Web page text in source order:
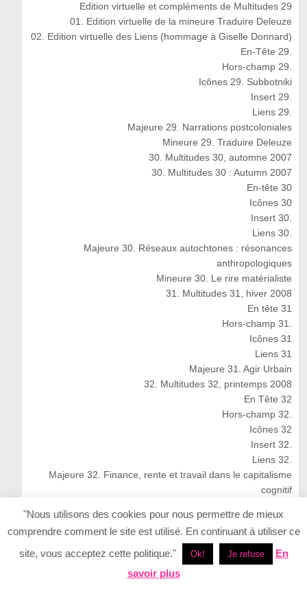
Edition virtuelle et compléments de Multitudes 29
01. Edition virtuelle de la mineure Traduire Deleuze
02. Edition virtuelle des Liens (hommage à Giselle Donnard)
En-Tête 29.
Hors-champ 29.
Icônes 29. Subbotniki
Insert 29.
Liens 29.
Majeure 29. Narrations postcoloniales
Mineure 29. Traduire Deleuze
30. Multitudes 30, automne 2007
30. Multitudes 30 : Autumn 2007
En-tête 30
Icônes 30
Insert 30.
Liens 30.
Majeure 30. Réseaux autochtones : résonances
anthropologiques
Mineure 30. Le rire matérialiste
31. Multitudes 31, hiver 2008
En tête 31
Hors-champ 31.
Icônes 31
Liens 31
Majeure 31. Agir Urbain
32. Multitudes 32, printemps 2008
En Tête 32
Hors-champ 32.
Icônes 32
Insert 32.
Liens 32.
Majeure 32. Finance, rente et travail dans le capitalisme
cognitif
33. Multitudes 33, été 2008
33. Multitudes 33 : Summer 2008
En Tête 33
Icônes 33. Ernesto Neto
"Nous utilisons des cookies pour nous permettre de mieux
comprendre comment le site est utilisé. En continuant à utiliser ce
site, vous acceptez cette politique."
Ok! Je refuse
En
savoir plus